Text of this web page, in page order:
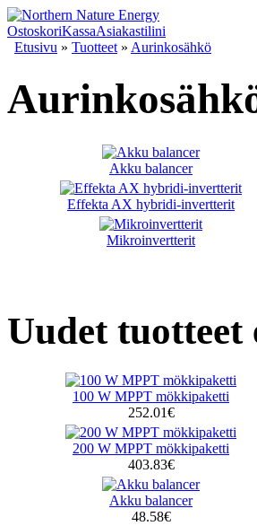
OstoskoriKassaAsiakastilini
Etusivu » Tuotteet » Aurinkosähkö
Akku balancer
Effekta AX hybridi-invertterit
Mikroinvertterit
Uudet tuotteet
100 W MPPT mökkipaketti
252.01€
200 W MPPT mökkipaketti
403.83€
Akku balancer
48.58€